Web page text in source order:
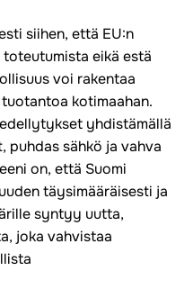
siihen, että EU:n
eikä estä
voi rakentaa
kotimaahan.
yhdistämällä
sähkö ja vahva
on, että Suomi
täysimääräisesti ja
syntyy uutta,
joka vahvistaa